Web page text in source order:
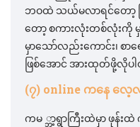
ဘဝထဲ သယ်မလာရင်တော့
တော့ စကားလုံးတစ်လုံးကို
မှာသော်လည်းကောင်း၊ စာ
ဖြစ်အောင် အားထုတ်ဖို့လိုပ
(၇) online ကနေ လေ့လ
ကမ ္ဘာ့ရွာကြီးထဲမှာ ဖုန်